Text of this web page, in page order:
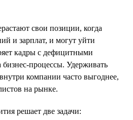
свои позиции, когда
и зарплат, и могут уйти
кадры с дефицитными
процессы. Удерживать
компании часто выгоднее,
на рынке.
решает две задачи: